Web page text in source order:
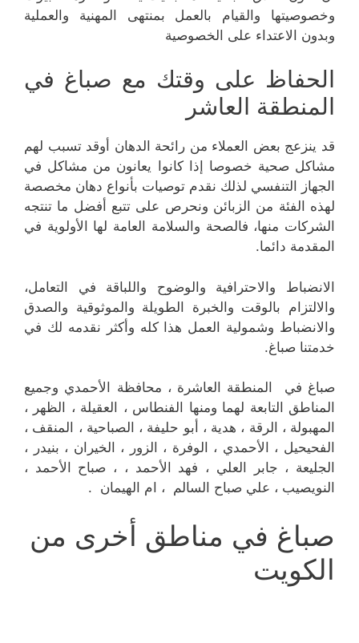
وخصوصيتها والقيام بالعمل بمنتهى المهنية والعملية
وبدون الاعتداء على الخصوصية
الحفاظ على وقتك مع صباغ في
المنطقة العاشر
قد ينزعج بعض العملاء من رائحة الدهان أوقد تسبب لهم
مشاكل صحية خصوصا إذا كانوا يعانون من مشاكل في
الجهاز التنفسي لذلك نقدم توصيات بأنواع دهان مخصصة
لهذه الفئة من الزبائن ونحرص على تتبع أفضل ما تنتجه
الشركات منها، فالصحة والسلامة العامة لها الأولوية في
المقدمة دائما.
الانضباط والاحترافية والوضوح واللباقة في التعامل،
والالتزام بالوقت والخبرة الطويلة والموثوقية والصدق
والانضباط وشمولية العمل هذا كله وأكثر نقدمه لك في
خدمتنا صباغ.
صباغ في المنطقة العاشرة ، محافظة الأحمدي وجميع
المناطق التابعة لهما ومنها الفنطاس ، العقيلة ، الظهر ،
المهبولة ، الرقة ، هدية ، أبو حليفة ، الصباحية ، المنقف ،
الفحيحيل ، الأحمدي ، الوفرة ، الزور ، الخيران ، بنيدر ،
الجليعة ، جابر العلي ، فهد الأحمد ، ، صباح الأحمد ،
النويصيب ، علي صباح السالم ، ام الهيمان .
صباغ في مناطق أخرى من
الكويت